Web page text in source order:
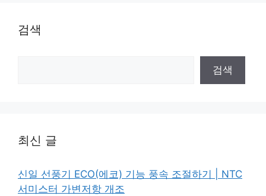
검색
검색
최신 글
신일 선풍기 ECO(에코) 기능 풍속 조절하기 | NTC
서미스터 가변저항 개조